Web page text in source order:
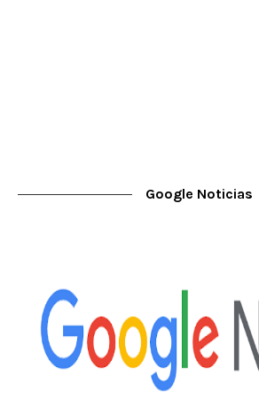
Google Noticias